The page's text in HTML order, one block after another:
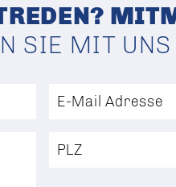
SIE MIT UNS